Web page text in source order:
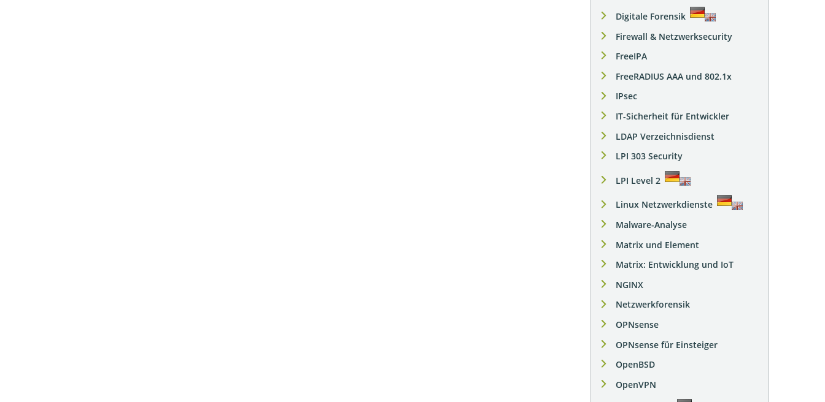
Digitale Forensik
Firewall & Netzwerksecurity
FreeIPA
FreeRADIUS AAA und 802.1x
IPsec
IT-Sicherheit für Entwickler
LDAP Verzeichnisdienst
LPI 303 Security
LPI Level 2
Linux Netzwerkdienste
Malware-Analyse
Matrix und Element
Matrix: Entwicklung und IoT
NGINX
Netzwerkforensik
OPNsense
OPNsense für Einsteiger
OpenBSD
OpenVPN